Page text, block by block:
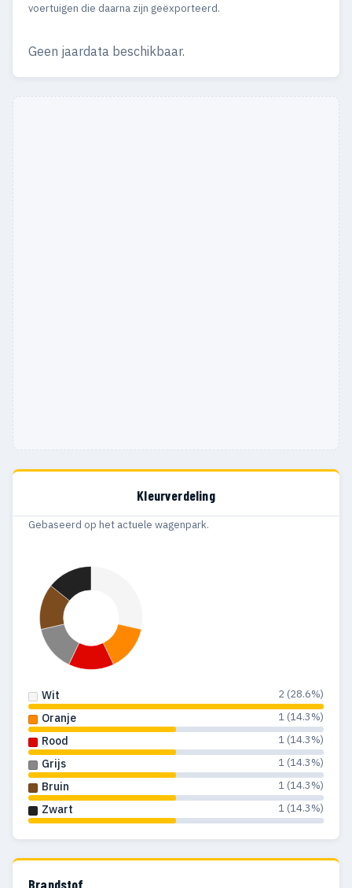
voertuigen die daarna zijn geëxporteerd.
Geen jaardata beschikbaar.
Kleurverdeling
Gebaseerd op het actuele wagenpark.
Wit 2 (28.6%)
Oranje 1 (14.3%)
Rood 1 (14.3%)
Grijs 1 (14.3%)
Bruin 1 (14.3%)
Zwart 1 (14.3%)
Brandstof